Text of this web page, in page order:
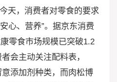
天，消费者对零食的要求
心、营养”。据京东消费
零食市场规模已突破1.2
会主动关注配料表，
添加剂种类，而肉松博